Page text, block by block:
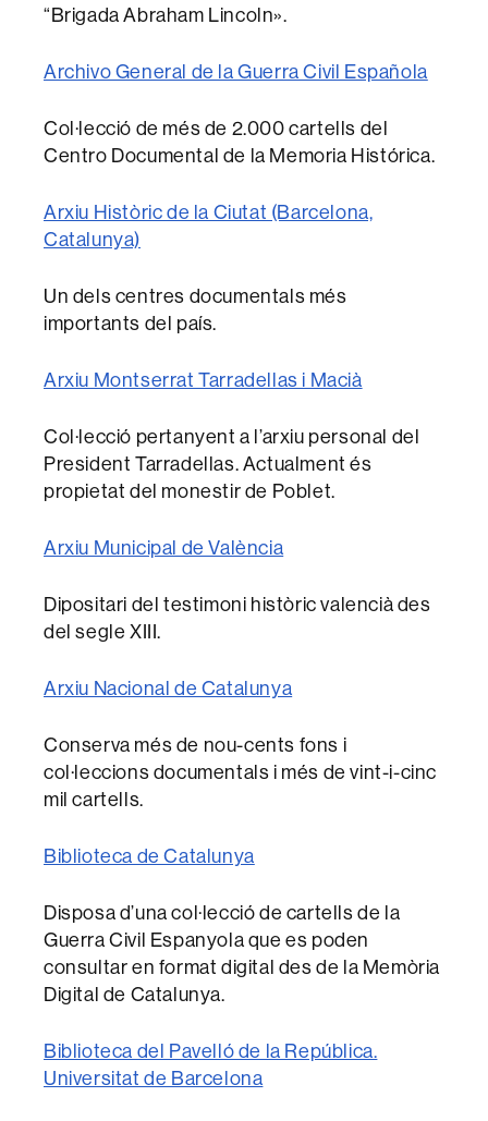
“Brigada Abraham Lincoln».
Archivo General de la Guerra Civil Española
Col·lecció de més de 2.000 cartells del
Centro Documental de la Memoria Histórica.
Arxiu Històric de la Ciutat (Barcelona,
Catalunya)
Un dels centres documentals més
importants del país.
Arxiu Montserrat Tarradellas i Macià
Col·lecció pertanyent a l’arxiu personal del
President Tarradellas. Actualment és
propietat del monestir de Poblet.
Arxiu Municipal de València
Dipositari del testimoni històric valencià des
del segle XIII.
Arxiu Nacional de Catalunya
Conserva més de nou-cents fons i
col·leccions documentals i més de vint-i-cinc
mil cartells.
Biblioteca de Catalunya
Disposa d’una col·lecció de cartells de la
Guerra Civil Espanyola que es poden
consultar en format digital des de la Memòria
Digital de Catalunya.
Biblioteca del Pavelló de la República.
Universitat de Barcelona